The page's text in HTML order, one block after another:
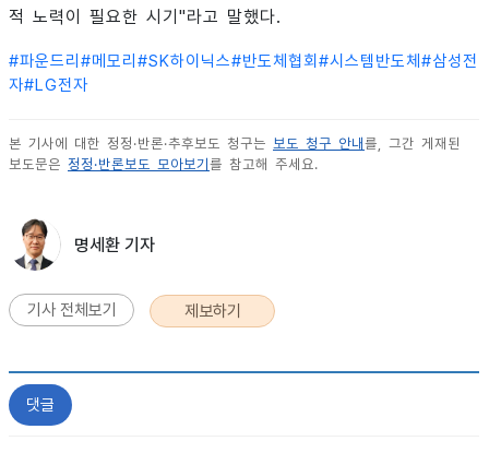
적 노력이 필요한 시기"라고 말했다.
#파운드리 #메모리 #SK하이닉스#반도체협회 #시스템반도체 #삼성전
자#LG전자
본 기사에 대한 정정·반론·추후보도 청구는 보도 청구 안내 를, 그간 게재된
보도문은 정정·반론보도 모아보기 를 참고해 주세요.
명세환 기자
기사 전체보기 제보하기
댓글